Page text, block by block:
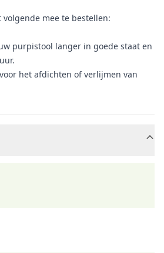
mee te bestellen:
purpistool langer in goede staat en
het afdichten of verlijmen van